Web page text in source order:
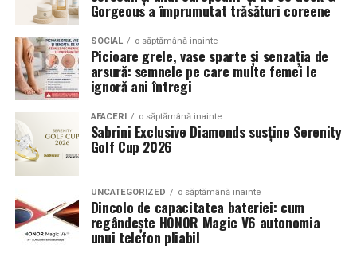
Anvelopele ca element vizual la show-uri auto
La evenimentele auto din Cluj, anvelopele nu sunt doar
componente functionale, ci si elemente vizuale. Publicul
si fotografii surprind adesea detalii precum modul in
care roata umple aripa, distanta fata de caroserie si
aspectul general al ansamblului roata-janta.
Anvelopele curate, cu dimensiuni corecte si uzura
masini de show. In multe cazuri, acestea completeaza
jantele si intaresc conceptul ales de proprietar, fie ca
vorbim despre un stil elegant, sportiv sau minimalist.
Gorgeous a împrumutat trăsături coreene
SOCIAL o săptămână inainte
Picioare grele, vase sparte și senzația de
arsură: semnele pe care multe femei le
ignoră ani întregi
AFACERI o săptămână inainte
Sabrini Exclusive Diamonds susține Serenity
Golf Cup 2026
UNCATEGORIZED o săptămână inainte
Dincolo de capacitatea bateriei: cum
regândește HONOR Magic V6 autonomia
unui telefon pliabil